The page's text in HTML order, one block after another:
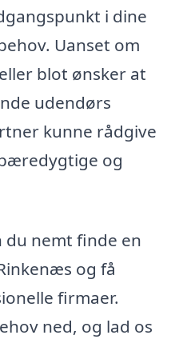
i dine
Uanset om
blot ønsker at
udendørs
kunne rådgive
og
du nemt finde en
og få
firmaer.
ned, og lad os